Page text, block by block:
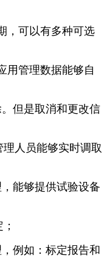
，可以有多种可选
用管理数据能够自
但是取消和更改信
人员能够实时调取
能够提供试验设备
例如：标定报告和